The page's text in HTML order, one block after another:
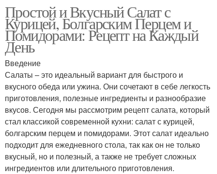
Простой и Вкусный Салат с
Курицей, Болгарским Перцем и
Помидорами: Рецепт на Каждый
День
Введение
Салаты – это идеальный вариант для быстрого и
вкусного обеда или ужина. Они сочетают в себе легкость
приготовления, полезные ингредиенты и разнообразие
вкусов. Сегодня мы рассмотрим рецепт салата, который
стал классикой современной кухни: салат с курицей,
болгарским перцем и помидорами. Этот салат идеально
подходит для ежедневного стола, так как он не только
вкусный, но и полезный, а также не требует сложных
ингредиентов или длительного приготовления.